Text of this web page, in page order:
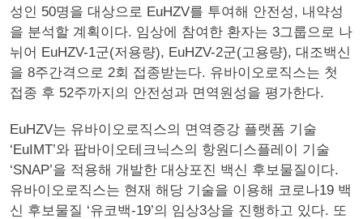
성인 50명을 대상으로 EuHZV를 투여해 안전성, 내약성
을 분석할 계획이다. 임상에 참여한 환자는 3그룹으로 나
뉘어 EuHZV-1군(저용량), EuHZV-2군(고용량), 대조백신
을 8주간격으로 2회 접종받는다. 유바이오로직스는 첫
접종 후 52주까지의 안전성과 면역원성을 평가한다.
EuHZV는 유바이오로직스의 면역증강 플랫폼 기술
‘EuIMT’와 팝바이오테크닉스의 항원디스플레이 기술
‘SNAP’을 적용해 개발한 대상포진 백신 후보물질이다.
유바이오로직스는 현재 해당 기술을 이용해 코로나19 백
신 후보물질 ‘유코백-19’의 임상3상을 진행하고 있다. 또